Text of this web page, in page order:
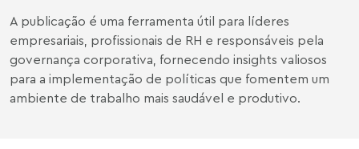
A publicação é uma ferramenta útil para líderes
empresariais, profissionais de RH e responsáveis pela
governança corporativa, fornecendo insights valiosos
para a implementação de políticas que fomentem um
ambiente de trabalho mais saudável e produtivo.